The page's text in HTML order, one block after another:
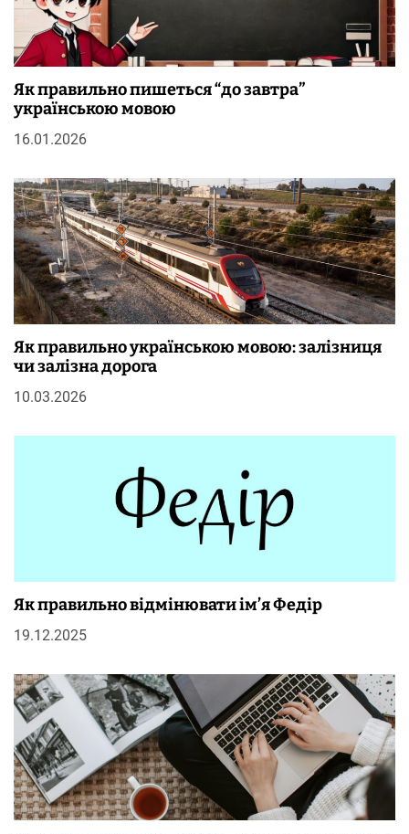
Як правильно пишеться “до завтра”
українською мовою
16.01.2026
Як правильно українською мовою: залізниця
чи залізна дорога
10.03.2026
Як правильно відмінювати ім’я Федір
19.12.2025